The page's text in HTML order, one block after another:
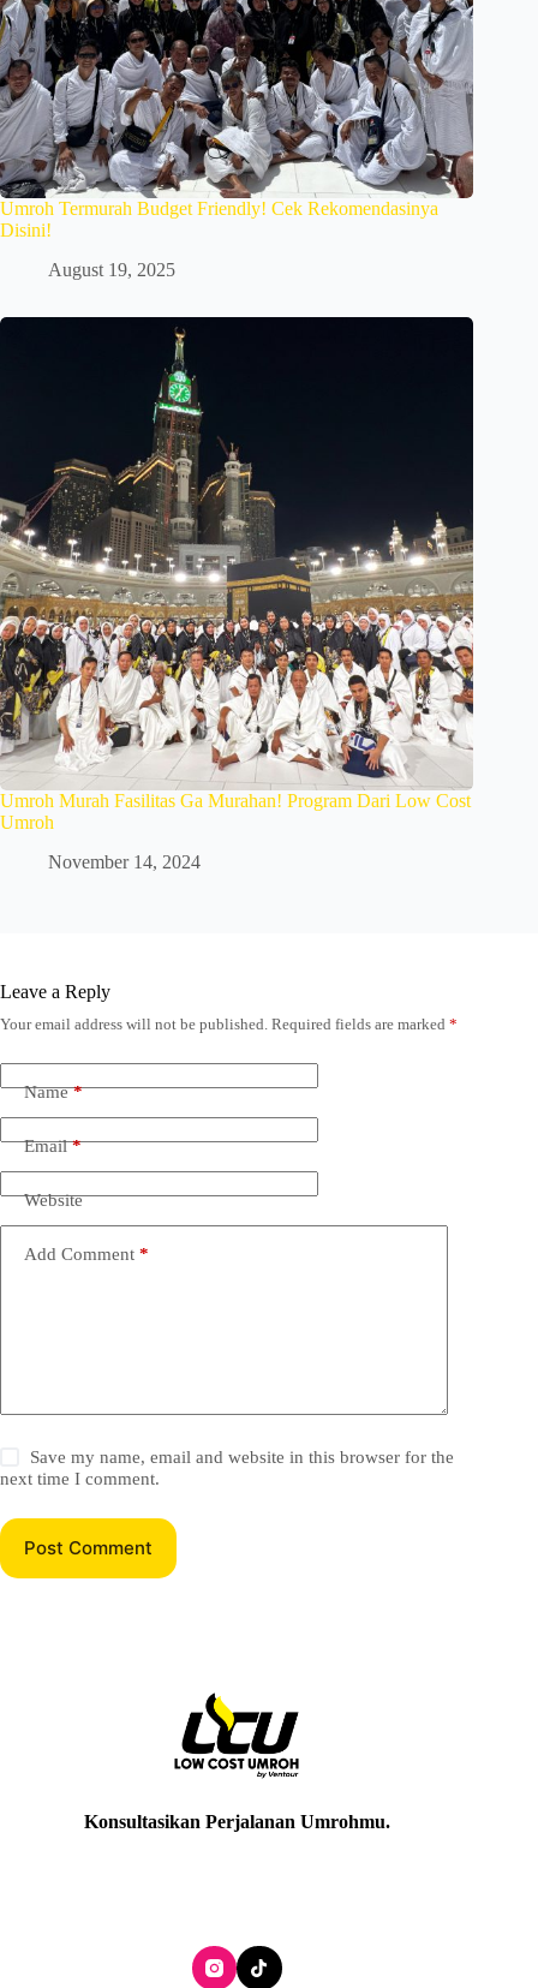
Umroh Termurah Budget Friendly! Cek Rekomendasinya
Disini!
August 19, 2025
Umroh Murah Fasilitas Ga Murahan! Program Dari Low Cost
Umroh
November 14, 2024
Leave a Reply
Your email address will not be published. Required fields are marked *
Name*
Email*
Website
Add Comment *
Save my name, email and website in this browser for the
next time I comment.
Post Comment
Konsultasikan Perjalanan Umrohmu.